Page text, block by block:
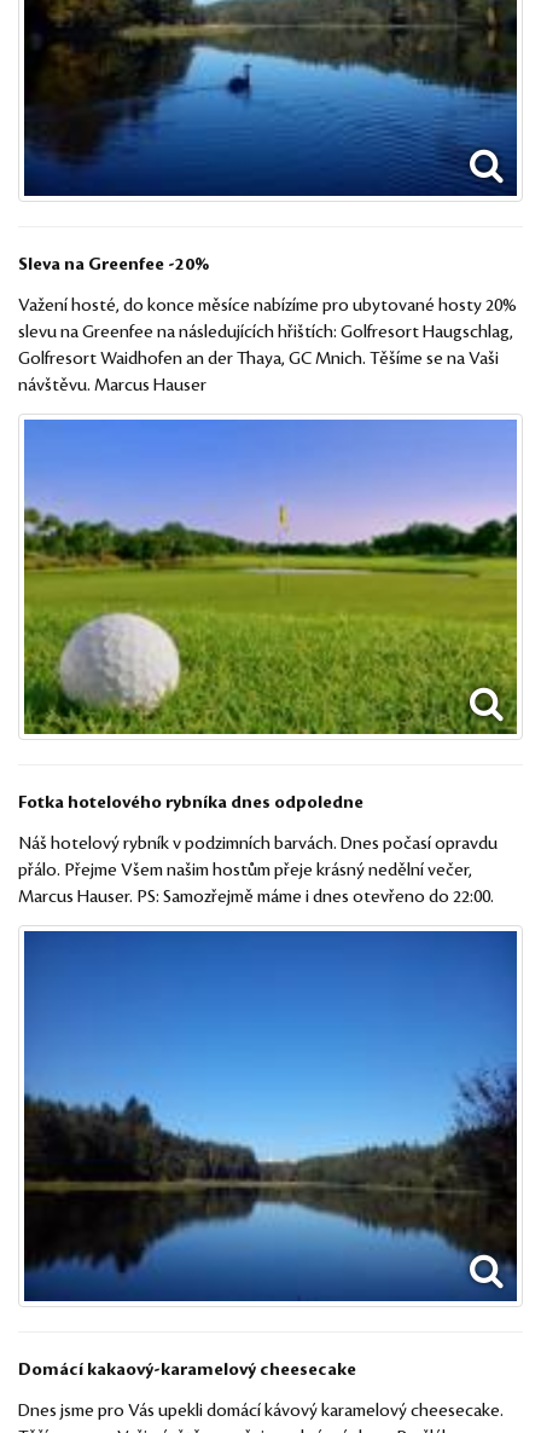
Sleva na Greenfee -20%
Važení hosté, do konce měsíce nabízíme pro ubytované hosty 20%
slevu na Greenfee na následujících hřištích: Golfresort Haugschlag,
Golfresort Waidhofen an der Thaya, GC Mnich. Těšíme se na Vaši
návštěvu. Marcus Hauser
Fotka hotelového rybníka dnes odpoledne
Náš hotelový rybník v podzimních barvách. Dnes počasí opravdu
přálo. Přejme Všem našim hostům přeje krásný nedělní večer,
Marcus Hauser. PS: Samozřejmě máme i dnes otevřeno do 22:00.
Domácí kakaový-karamelový cheesecake
Dnes jsme pro Vás upekli domácí kávový karamelový cheesecake.